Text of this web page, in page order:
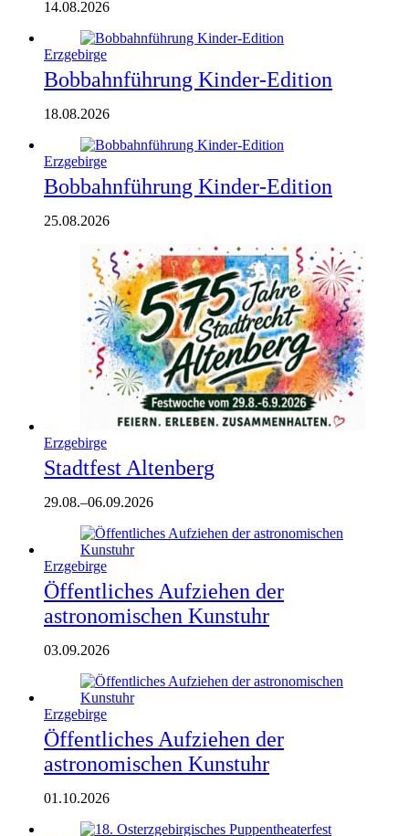
14.08.2026
Erzgebirge
Bobbahnführung Kinder-Edition
18.08.2026
Erzgebirge
Bobbahnführung Kinder-Edition
25.08.2026
Erzgebirge
Stadtfest Altenberg
29.08.–06.09.2026
Erzgebirge
Öffentliches Aufziehen der
astronomischen Kunstuhr
03.09.2026
Erzgebirge
Öffentliches Aufziehen der
astronomischen Kunstuhr
01.10.2026